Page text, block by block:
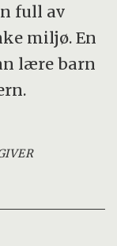
full av
miljø. En
lære barn